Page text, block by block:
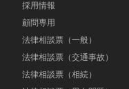
採用情報
顧問専用
法律相談票（一般）
法律相談票（交通事故）
法律相談票（相続）